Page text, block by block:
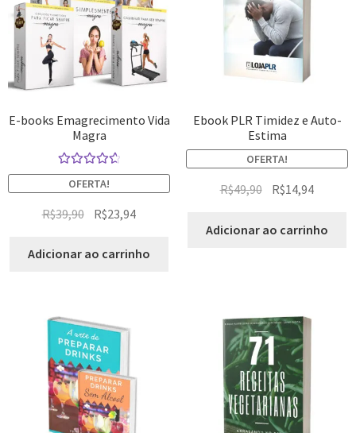
E-books Emagrecimento Vida
Magra
Avaliação
4.75de 5
OFERTA!
R$39,90 R$23,94
Adicionar ao carrinho
Ebook PLR Timidez e Auto-
Estima
OFERTA!
R$49,90 R$14,94
Adicionar ao carrinho